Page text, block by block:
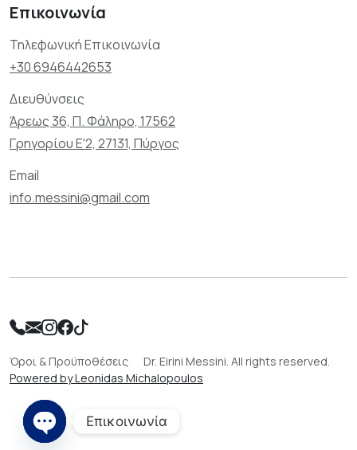
Επικοινωνία
Τηλεφωνική Επικοινωνία
+30 6946442653
Διευθύνσεις
Άρεως 36, Π. Φάληρο, 17562
Γρηγορίου Ε'2, 27131, Πύργος
Email
info.messini@gmail.com
Όροι & Προϋποθέσεις
Dr. Eirini Messini. All rights reserved.
Powered by Leonidas Michalopoulos
Επικοινωνία